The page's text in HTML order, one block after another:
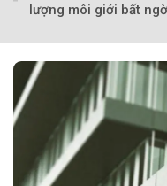
lượng môi giới bất